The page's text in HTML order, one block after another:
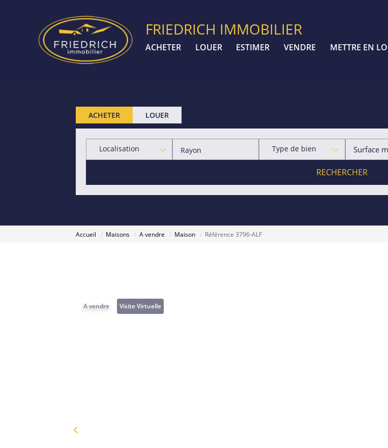
FRIEDRICH IMMOBILIER
ACHETER LOUER ESTIMER VENDRE METTRE EN
ACHETER LOUER
Localisation Rayon Type de bien
RECHERCHER
Accueil Maisons A vendre Maison Référence 3796-ALF
A vendre Visite Virtuelle